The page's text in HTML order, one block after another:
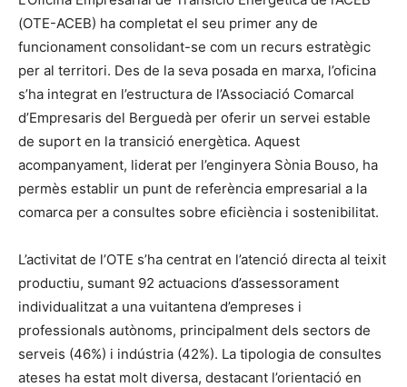
(OTE-ACEB) ha completat el seu primer any de
funcionament consolidant-se com un recurs estratègic
per al territori. Des de la seva posada en marxa, l’oficina
s’ha integrat en l’estructura de l’Associació Comarcal
d’Empresaris del Berguedà per oferir un servei estable
de suport en la transició energètica. Aquest
acompanyament, liderat per l’enginyera Sònia Bouso, ha
permès establir un punt de referència empresarial a la
comarca per a consultes sobre eficiència i sostenibilitat.
L’activitat de l’OTE s’ha centrat en l’atenció directa al teixit
productiu, sumant 92 actuacions d’assessorament
individualitzat a una vuitantena d’empreses i
professionals autònoms, principalment dels sectors de
serveis (46%) i indústria (42%). La tipologia de consultes
ateses ha estat molt diversa, destacant l’orientació en